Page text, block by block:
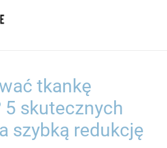
tkankę
5 skutecznych
szybką redukcję